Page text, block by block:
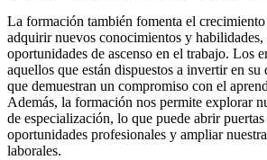
La formación también fomenta el
adquirir nuevos conocimientos y habilidades,
oportunidades de ascenso en el trabajo. Los
aquellos que están dispuestos a invertir en
que demuestran un compromiso con el
Además, la formación nos permite explorar
de especialización, lo que puede abrir puertas
oportunidades profesionales y ampliar
laborales.